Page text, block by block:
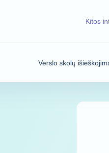
Verslo skolų
Kitos